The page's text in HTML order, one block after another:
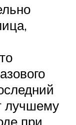
лучшему
при